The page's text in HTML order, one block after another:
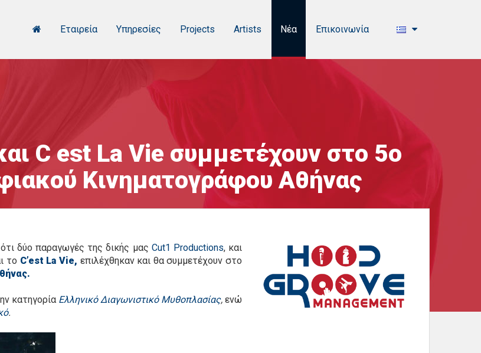
Εταιρεία Υπηρεσίες Projects Artists Νέα Επικοινωνία
C est La Vie συμμετέχουν στο 5ο
Κινηματογράφου Αθήνας
δύο παραγωγές της δικής μας Cut1 Productions, και
το C’est La Vie, επιλέχθηκαν και θα συμμετέχουν στο
κατηγορία Ελληνικό Διαγωνιστικό Μυθοπλασίας,ενώ
.